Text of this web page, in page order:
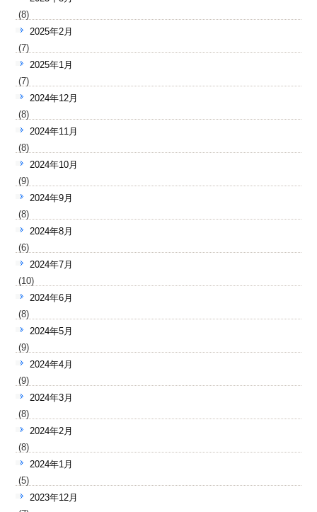
(8)
2025年2月
(7)
2025年1月
(7)
2024年12月
(8)
2024年11月
(8)
2024年10月
(9)
2024年9月
(8)
2024年8月
(6)
2024年7月
(10)
2024年6月
(8)
2024年5月
(9)
2024年4月
(9)
2024年3月
(8)
2024年2月
(8)
2024年1月
(5)
2023年12月